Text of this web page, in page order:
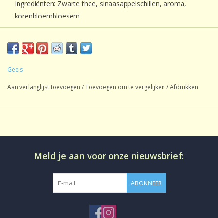
Ingrediënten: Zwarte thee, sinaasappelschillen, aroma,
korenbloembloesem
Geels
Aan verlanglijst toevoegen /Toevoegen om te vergelijken /Afdrukken
Meld je aan voor onze nieuwsbrief:
ABONNEER